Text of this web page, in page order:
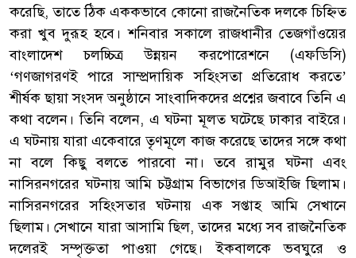
করেছি, তাতে ঠিক এককভাবে কোনো রাজনৈতিক দলকে চিহ্নিত
করা খুব দুরূহ হবে। শনিবার সকালে রাজধানীর তেজগাঁওয়ের
বাংলাদেশ চলচ্চিত্র উন্নয়ন করপোরেশনে (এফডিসি)
‘গণজাগরণই পারে সাম্প্রদায়িক সহিংসতা প্রতিরোধ করতে’
শীর্ষক ছায়া সংসদ অনুষ্ঠানে সাংবাদিকদের প্রশ্নের জবাবে তিনি এ
কথা বলেন। তিনি বলেন, এ ঘটনা মূলত ঘটেছে ঢাকার বাইরে।
এ ঘটনায় যারা একেবারে তৃণমূলে কাজ করেছে তাদের সঙ্গে কথা
না বলে কিছু বলতে পারবো না। তবে রামুর ঘটনা এবং
নাসিরনগরের ঘটনায় আমি চট্টগ্রাম বিভাগের ডিআইজি ছিলাম।
নাসিরনগরের সহিংসতার ঘটনায় এক সপ্তাহ আমি সেখানে
ছিলাম। সেখানে যারা আসামি ছিল, তাদের মধ্যে সব রাজনৈতিক
দলেরই সম্পৃক্ততা পাওয়া গেছে। ইকবালকে ভবঘুরে ও